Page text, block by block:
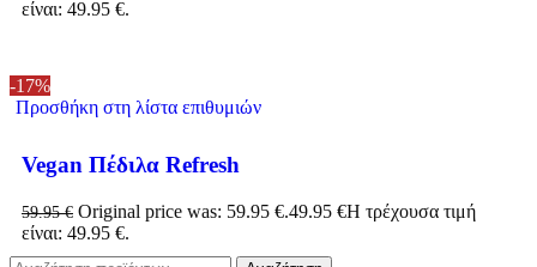
είναι: 49.95 €.
-17%
Προσθήκη στη λίστα επιθυμιών
Vegan Πέδιλα Refresh
59.95€ Original price was: 59.95 €.49.95 €Η τρέχουσα τιμή
είναι: 49.95 €.